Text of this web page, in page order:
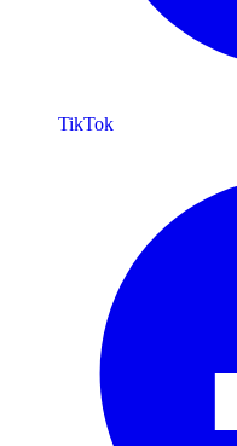
TikTok